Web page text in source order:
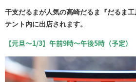
干支だるまが人気の高崎だるま『だるま
テント内に出店されます。
【元旦～1/3】午前9時～午後5時（予定）